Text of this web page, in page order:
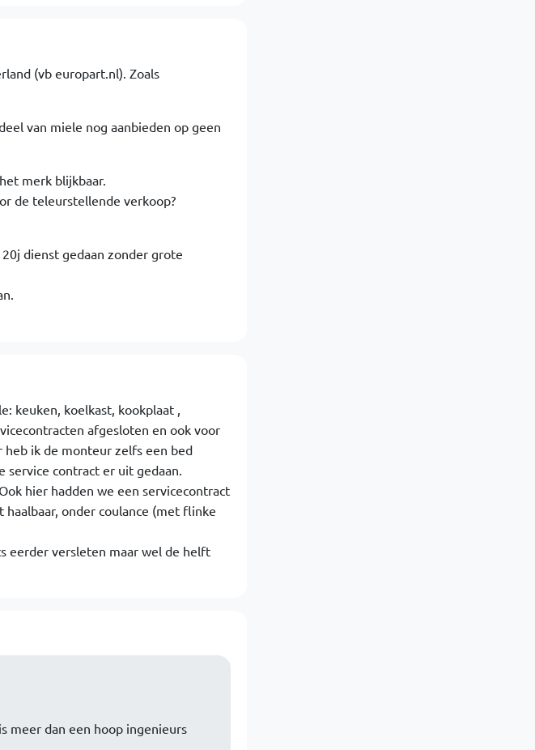
(vb europart.nl). Zoals
van miele nog aanbieden op geen
merk blijkbaar.
de teleurstellende verkoop?
dienst gedaan zonder grote
keuken, koelkast, kookplaat ,
afgesloten en ook voor
heb ik de monteur zelfs een bed
service contract er uit gedaan.
hier hadden we een servicecontract
onder coulance (met flinke
eerder versleten maar wel de helft
meer dan een hoop ingenieurs